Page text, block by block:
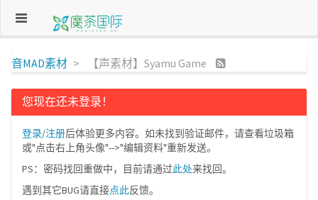
音MAD素材 【声素材】Syamu Game
您现在还未登录！
登录/注册后体验更多内容。如未找到验证邮件，请查看垃圾箱
或"点击右上角头像"-->"编辑资料"重新发送。
PS：密码找回重做中，目前请通过此处来找回。
遇到其它BUG请直接点此反馈。